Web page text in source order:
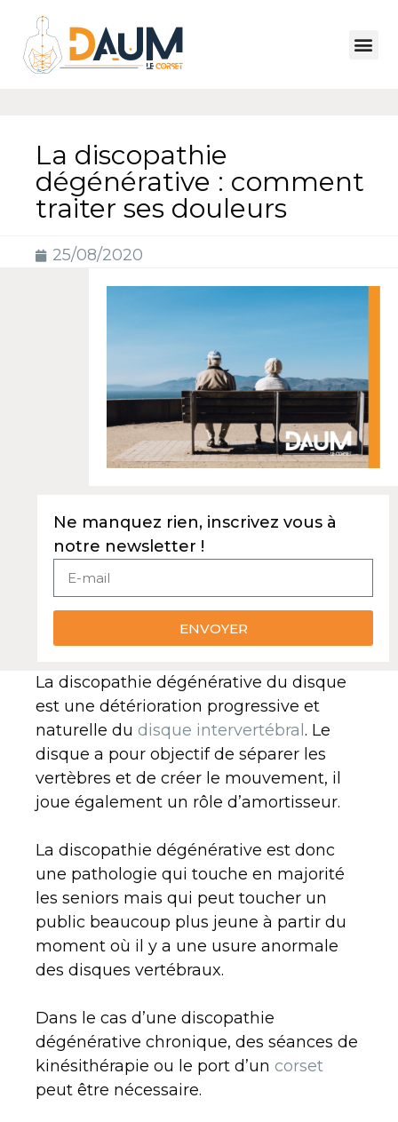
La discopathie
dégénérative : comment
traiter ses douleurs
25/08/2020
Ne manquez rien, inscrivez vous à
notre newsletter !
ENVOYER
La discopathie dégénérative du disque
est une détérioration progressive et
naturelle du disque intervertébral . Le
disque a pour objectif de séparer les
vertèbres et de créer le mouvement, il
joue également un rôle d’amortisseur.
La discopathie dégénérative est donc
une pathologie qui touche en majorité
les seniors mais qui peut toucher un
public beaucoup plus jeune à partir du
moment où il y a une usure anormale
des disques vertébraux.
Dans le cas d’une discopathie
dégénérative chronique, des séances de
kinésithérapie ou le port d’un corset
peut être nécessaire.